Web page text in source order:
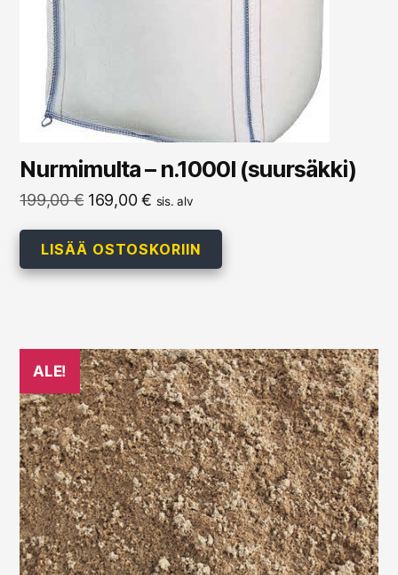
Nurmimulta – n.1000l (suursäkki)
199,00€ Alkuperäinen
oli:
199,00 €.
169,00€Nykyinen
on:
169,00 €.
sis. alv
LISÄÄ OSTOSKORIIN
ALE!